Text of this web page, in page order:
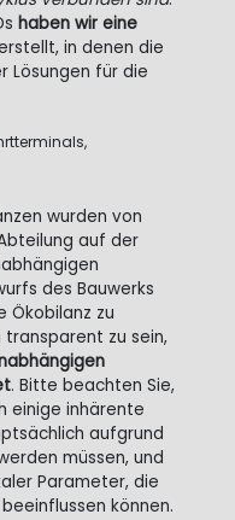
haben wir eine
in denen die
Lösungen für die
wurden von
auf der
des Bauwerks
Ökobilanz zu
zu sein,
. Bitte beachten Sie,
einige inhärente
aufgrund
müssen, und
Parameter, die
können.